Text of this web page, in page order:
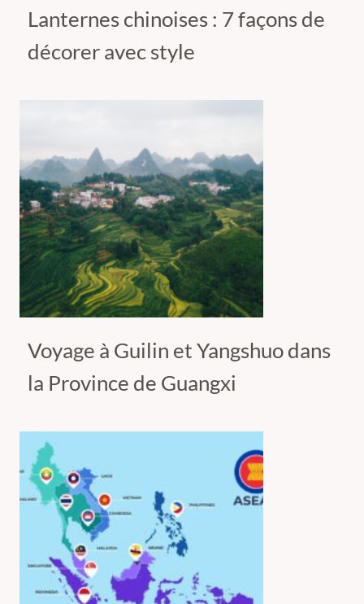
Lanternes chinoises : 7 façons de
décorer avec style
Voyage à Guilin et Yangshuo dans
la Province de Guangxi